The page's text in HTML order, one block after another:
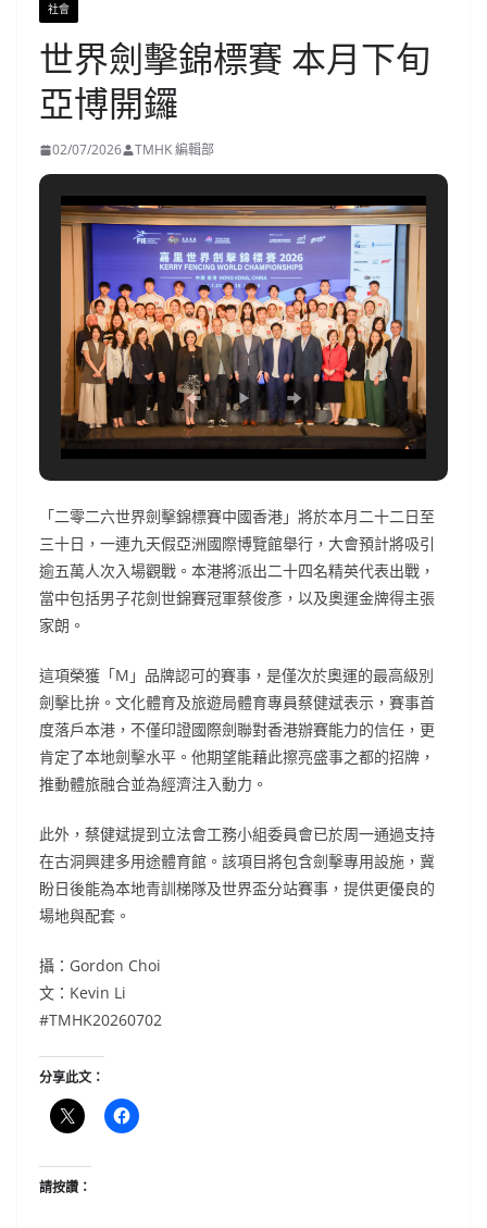
社會
世界劍擊錦標賽 本月下旬
亞博開鑼
02/07/2026 TMHK 編輯部
「二零二六世界劍擊錦標賽中國香港」將於本月二十二日至
三十日，一連九天假亞洲國際博覽館舉行，大會預計將吸引
逾五萬人次入場觀戰。本港將派出二十四名精英代表出戰，
當中包括男子花劍世錦賽冠軍蔡俊彥，以及奧運金牌得主張
家朗。
這項榮獲「M」品牌認可的賽事，是僅次於奧運的最高級別
劍擊比拚。文化體育及旅遊局體育專員蔡健斌表示，賽事首
度落戶本港，不僅印證國際劍聯對香港辦賽能力的信任，更
肯定了本地劍擊水平。他期望能藉此擦亮盛事之都的招牌，
推動體旅融合並為經濟注入動力。
此外，蔡健斌提到立法會工務小組委員會已於周一通過支持
在古洞興建多用途體育館。該項目將包含劍擊專用設施，冀
盼日後能為本地青訓梯隊及世界盃分站賽事，提供更優良的
場地與配套。
攝：Gordon Choi
文：Kevin Li
#TMHK20260702
分享此文：
請按讚：